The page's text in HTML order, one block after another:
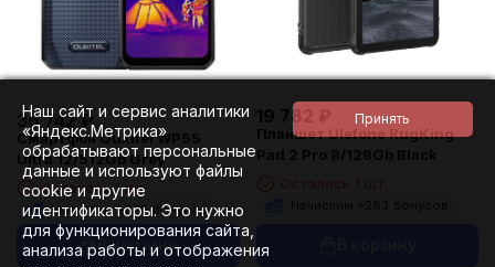
36 742 ₽
Смартфон Oukitel WP55
Ultra 12/512Gb Grey
Осталась 1 шт.
Начислим +525 бонусов
В корзину
19 782 ₽
Планшет Ulefone RugKing
Pad 2 Pro 8/128Gb Black
Начислим + бонусов
Наш сайт и сервис аналитики
«Яндекс.Метрика»
обрабатывают персональные
данные и используют файлы
cookie и другие
идентификаторы. Это нужно
для функционирования сайта,
анализа работы и отображения